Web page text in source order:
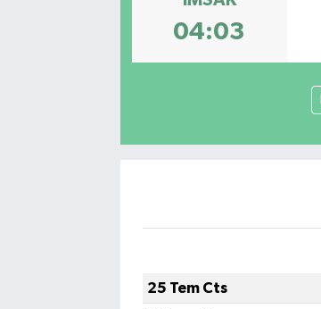
04:03
25 Tem Cts